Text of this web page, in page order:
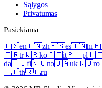
Sąlygos
Privatumas
Pasiekiama
🇺🇸en🇨🇳zh🇪🇸es🇮🇳hi
🇹🇷tr🇰🇷ko🇮🇹it🇵🇱pl
da🇫🇮fi🇳🇴no🇺🇦uk🇷🇴ro
🇹🇭th🇷🇺ru